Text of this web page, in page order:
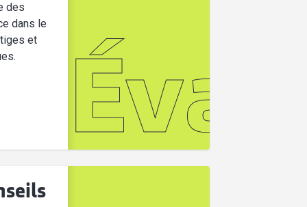
des
dans le
et